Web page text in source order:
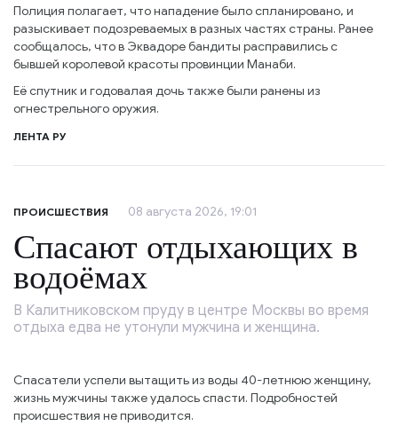
Полиция полагает, что нападение было спланировано, и
разыскивает подозреваемых в разных частях страны. Ранее
сообщалось, что в Эквадоре бандиты расправились с
бывшей королевой красоты провинции Манаби.
Её спутник и годовалая дочь также были ранены из
огнестрельного оружия.
ЛЕНТА РУ
ПРОИСШЕСТВИЯ 08 августа 2026, 19:01
Спасают отдыхающих в
водоёмах
В Калитниковском пруду в центре Москвы во время
отдыха едва не утонули мужчина и женщина.
Спасатели успели вытащить из воды 40-летнюю женщину,
жизнь мужчины также удалось спасти. Подробностей
происшествия не приводится.